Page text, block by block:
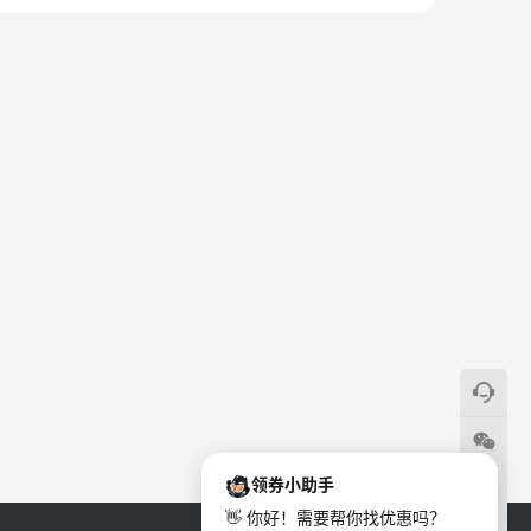
领券小助手
👋 你好！需要帮你找优惠吗？